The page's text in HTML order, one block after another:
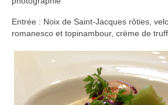
Entrée : Noix de Saint-Jacques rôties,
romanesco et topinambour, crème de